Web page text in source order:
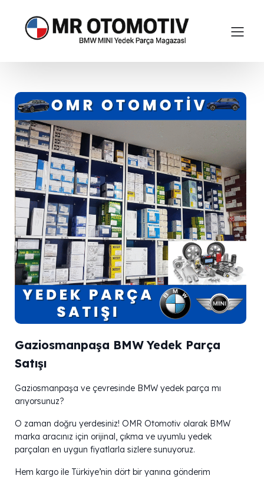
Gaziosmanpaşa BMW Yedek Parça
Satışı
Gaziosmanpaşa ve çevresinde BMW yedek parça mı
arıyorsunuz?
O zaman doğru yerdesiniz! OMR Otomotiv olarak BMW
marka aracınız için orijinal, çıkma ve uyumlu yedek
parçaları en uygun fiyatlarla sizlere sunuyoruz.
Hem kargo ile Türkiye’nin dört bir yanına gönderim